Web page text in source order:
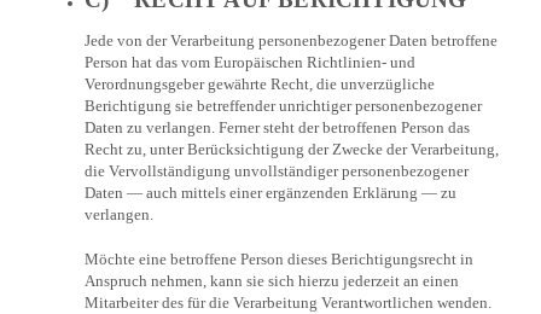
Jede von der Verarbeitung personenbezogener Daten betroffene
Person hat das vom Europäischen Richtlinien- und
Verordnungsgeber gewährte Recht, die unverzügliche
Berichtigung sie betreffender unrichtiger personenbezogener
Daten zu verlangen. Ferner steht der betroffenen Person das
Recht zu, unter Berücksichtigung der Zwecke der Verarbeitung,
die Vervollständigung unvollständiger personenbezogener
Daten — auch mittels einer ergänzenden Erklärung — zu
verlangen.
Möchte eine betroffene Person dieses Berichtigungsrecht in
Anspruch nehmen, kann sie sich hierzu jederzeit an einen
Mitarbeiter des für die Verarbeitung Verantwortlichen wenden.